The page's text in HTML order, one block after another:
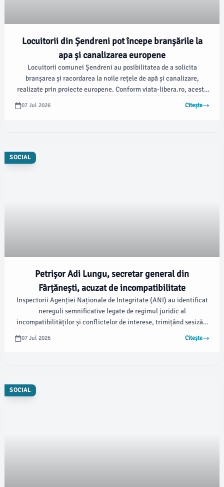
Locuitorii din Șendreni pot începe branșările la
apa și canalizarea europene
Locuitorii comunei Șendreni au posibilitatea de a solicita
branșarea și racordarea la noile rețele de apă și canalizare,
realizate prin proiecte europene. Conform viata-libera.ro, aceste
Infrastructurii de Apă și Apă Uzată în Județul Galați, în perioada
07 Jul 2026 Citește
SOCIAL
Petrișor Adi Lungu, secretar general din
Fârțănești, acuzat de incompatibilitate
Inspectorii Agenției Naționale de Integritate (ANI) au identificat
nereguli semnificative legate de regimul juridic al
incompatibilităților și conflictelor de interese, trimițând sesizări
regăsește și Petrișor Adi Lungu, secretar general al comunei
07 Jul 2026 Citește
SOCIAL